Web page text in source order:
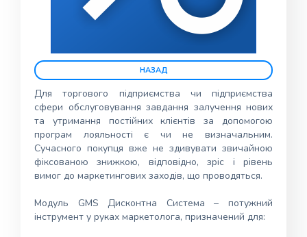
Для торгового підприємства чи підприємства
сфери обслуговування завдання залучення нових
та утримання постійних клієнтів за допомогою
програм лояльності є чи не визначальним.
Сучасного покупця вже не здивувати звичайною
фіксованою знижкою, відповідно, зріс і рівень
вимог до маркетингових заходів, що проводяться.
Модуль GMS Дисконтна Система – потужний
інструмент у руках маркетолога, призначений для: